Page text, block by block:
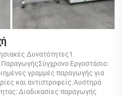
Δυνατότητες1.
Εργοστάσιο:
γραμμές παραγωγής για
και αντιστροφείς.Αυστηρά
Διαδικασίες παραγωγής